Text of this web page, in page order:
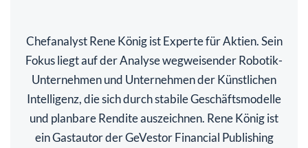
Chefanalyst Rene König ist Experte für Aktien. Sein
Fokus liegt auf der Analyse wegweisender Robotik-
Unternehmen und Unternehmen der Künstlichen
Intelligenz, die sich durch stabile Geschäftsmodelle
und planbare Rendite auszeichnen. Rene König ist
ein Gastautor der GeVestor Financial Publishing